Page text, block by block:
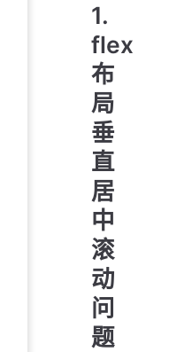
1.
flex
布
局
垂
直
居
中
滚
动
问
题